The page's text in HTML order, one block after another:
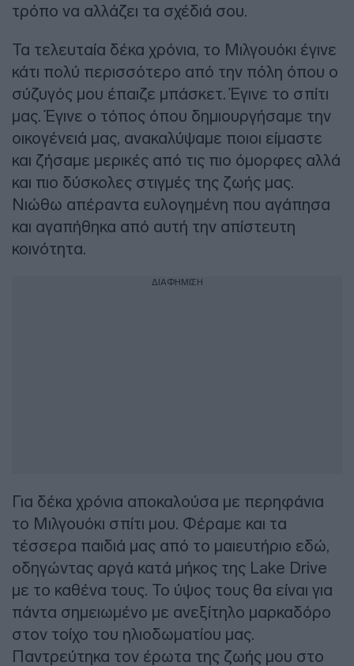
τρόπο να αλλάζει τα σχέδιά σου.
Τα τελευταία δέκα χρόνια, το Μιλγουόκι έγινε
κάτι πολύ περισσότερο από την πόλη όπου ο
σύζυγός μου έπαιζε μπάσκετ. Έγινε το σπίτι
μας. Έγινε ο τόπος όπου δημιουργήσαμε την
οικογένειά μας, ανακαλύψαμε ποιοι είμαστε
και ζήσαμε μερικές από τις πιο όμορφες αλλά
και πιο δύσκολες στιγμές της ζωής μας.
Νιώθω απέραντα ευλογημένη που αγάπησα
και αγαπήθηκα από αυτή την απίστευτη
κοινότητα.
ΔΙΑΦΗΜΙΣΗ
Για δέκα χρόνια αποκαλούσα με περηφάνια
το Μιλγουόκι σπίτι μου. Φέραμε και τα
τέσσερα παιδιά μας από το μαιευτήριο εδώ,
οδηγώντας αργά κατά μήκος της Lake Drive
με το καθένα τους. Το ύψος τους θα είναι για
πάντα σημειωμένο με ανεξίτηλο μαρκαδόρο
στον τοίχο του ηλιοδωματίου μας.
Παντρεύτηκα τον έρωτα της ζωής μου στο